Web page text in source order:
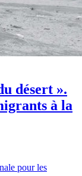
désert ».
à la
pour les